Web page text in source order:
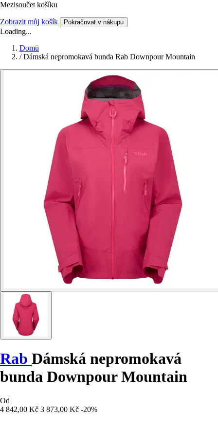
Mezisoučet košíku
Zobrazit můj košík Pokračovat v nákupu
Loading...
Domů
/ Dámská nepromokavá bunda Rab Downpour Mountain
Rab Dámská nepromokavá
bunda Downpour Mountain
Od
4 842,00 Kč 3 873,00 Kč -20%